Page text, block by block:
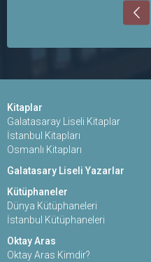
Kitaplar
Galatasaray Liseli Kitaplar
İstanbul Kitapları
Osmanlı Kitapları
Galatasary Liseli Yazarlar
Kütüphaneler
Dünya Kütüphaneleri
İstanbul Kütüphaneleri
Oktay Aras
Oktay Aras Kimdir?